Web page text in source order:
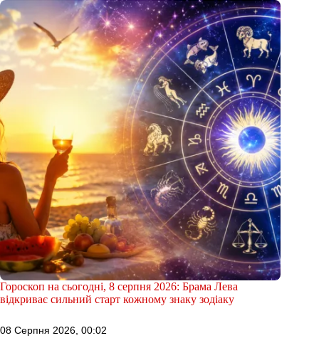
Гороскоп на сьогодні, 8 серпня 2026: Брама Лева
відкриває сильний старт кожному знаку зодіаку
08 Серпня 2026, 00:02